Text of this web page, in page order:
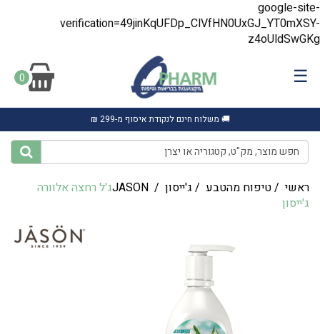
google-site-
verification=49jinKqUFDp_ClVfHN0UxGJ_YT0mXSY-
z4oUldSwGKg
☰
0
🚚 משלוח חינם לנקודת איסוף מ-299 ₪
ראשי /טיפוח מהטבע / ג'ייסון JASON /
‎ג'ל רחצה אלוורה
ג'ייסון